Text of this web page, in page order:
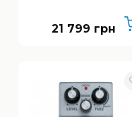
21 799 грн